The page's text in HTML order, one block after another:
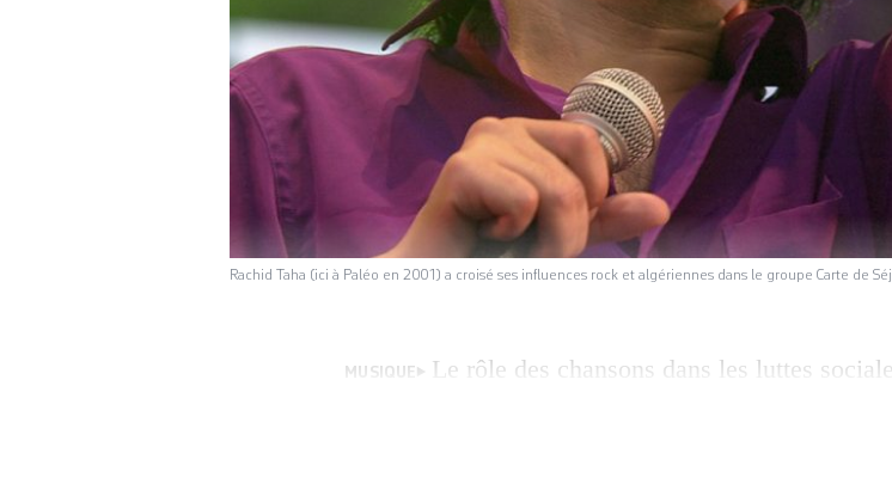
Rachid Taha (ici à Paléo en 2001) a croisé ses influences rock et algériennes dans le groupe Carte de
MUSIQUE
Le rôle des chansons dans les luttes